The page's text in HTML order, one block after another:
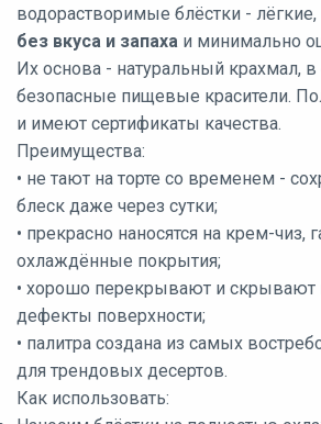
водорастворимые блёстки -
без вкуса и запаха и минимально
Их основа - натуральный крахмал, в
безопасные пищевые красители.
и имеют сертификаты качества.
Преимущества:
• не тают на торте со временем -
блеск даже через сутки;
• прекрасно наносятся на крем-
охлаждённые покрытия;
• хорошо перекрывают и
дефекты поверхности;
• палитра создана из самых
для трендовых десертов.
Как использовать: